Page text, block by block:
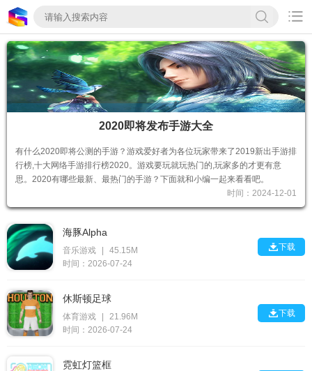

2020即将发布手游大全
有什么2020即将公测的手游？游戏爱好者为各位玩家带来了2019新出手游排
行榜,十大网络手游排行榜2020。游戏要玩就玩热门的,玩家多的才更有意
思。2020有哪些最新、最热门的手游？下面就和小编一起来看看吧。
时间：2024-12-01
海豚Alpha
音乐游戏
45.15M
时间：2026-07-24
下载
休斯顿足球
体育游戏
21.96M
时间：2026-07-24
下载
霓虹灯篮框